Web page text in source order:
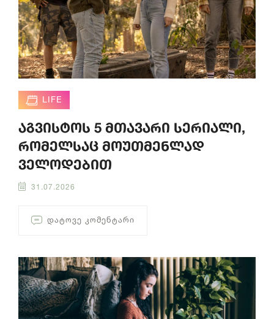
LIFE
აგვისტოს 5 მთავარი სერიალი,
რომელსაც მოუთმენლად
ველოდებით
31.07.2026
ᲓᲐᲢᲝᲕᲔ ᲙᲝᲛᲔᲜᲢᲐᲠᲘ